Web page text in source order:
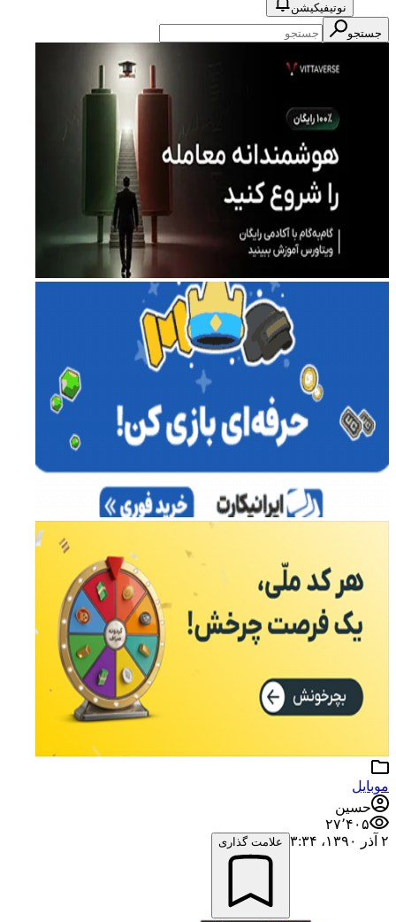
نوتیفیکیشن
جستجو
موبایل
حسین
۲۷٬۴۰۵
۲ آذر ۱۳۹۰،‏ ۳:۳۴
علامت گذاری